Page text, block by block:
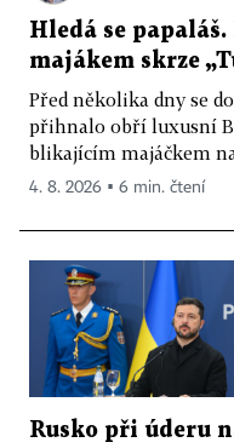
Hledá se
majákem skrze
Před několika dny se
přihnalo obří luxusní
blikajícím majáčkem
4. 8. 2026 ▪ 6 min. čtení
Rusko při úderu